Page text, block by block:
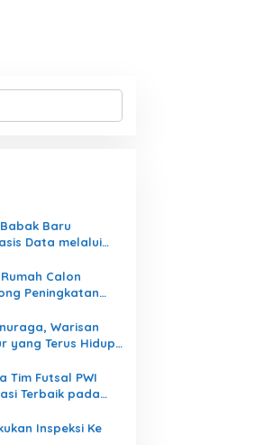
Baru
Data melalui
Calon
Peningkatan
Warisan
yang Terus Hidup
Tim Futsal PWI
Terbaik pada
Inspeksi Ke